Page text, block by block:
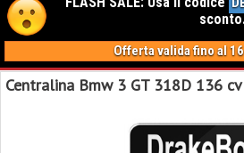
Offerta valida fino al
Centralina Bmw 3 GT 318D 136